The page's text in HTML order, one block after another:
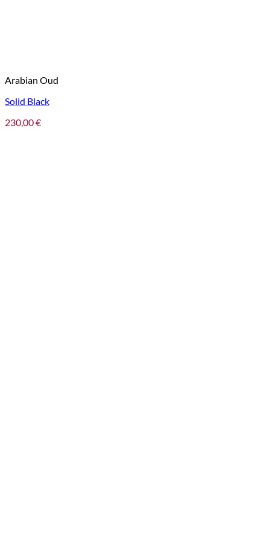
Arabian Oud
Solid Black
230,00€